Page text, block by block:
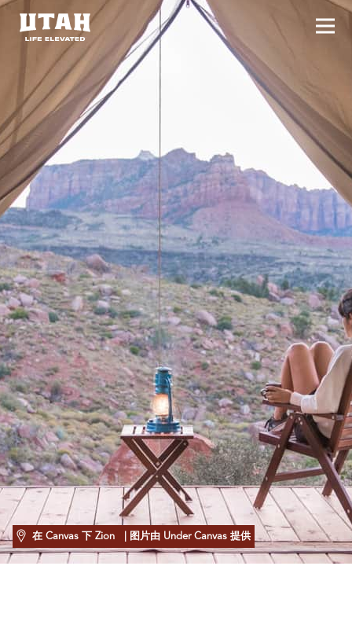
Skip to content
切换
在 Canvas 下 Zion | 图片由 Under Canvas 提供